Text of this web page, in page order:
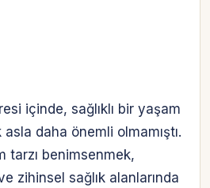
içinde, sağlıklı bir yaşam
daha önemli olmamıştı.
tarzı benimsenmek,
zihinsel sağlık alanlarında